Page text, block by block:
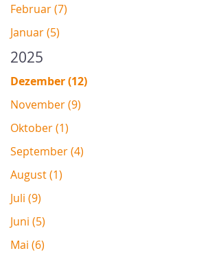
Februar (7)
Januar (5)
2025
Dezember (12)
November (9)
Oktober (1)
September (4)
August (1)
Juli (9)
Juni (5)
Mai (6)